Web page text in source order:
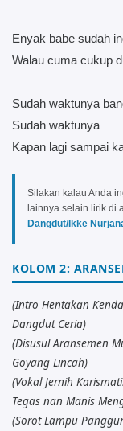
Enyak babe sudah
Walau cuma cukup
Sudah waktunya
Sudah waktunya
Kapan lagi sampai
Silakan kalau Anda
lainnya selain lirik di
Dangdut/Ikke
KOLOM 2:
(Intro Hentakan
Dangdut Ceria)
(Disusul Aransemen
Goyang Lincah)
(Vokal Jernih
Tegas nan Manis
(Sorot Lampu